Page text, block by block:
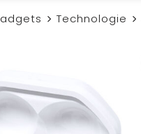
Technologie